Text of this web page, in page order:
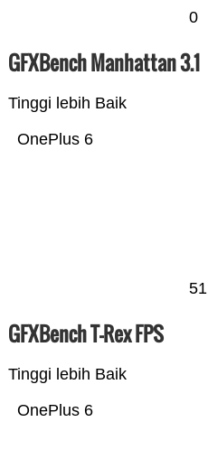
0
GFXBench Manhattan 3.1
Tinggi lebih Baik
OnePlus 6
51
GFXBench T-Rex FPS
Tinggi lebih Baik
OnePlus 6